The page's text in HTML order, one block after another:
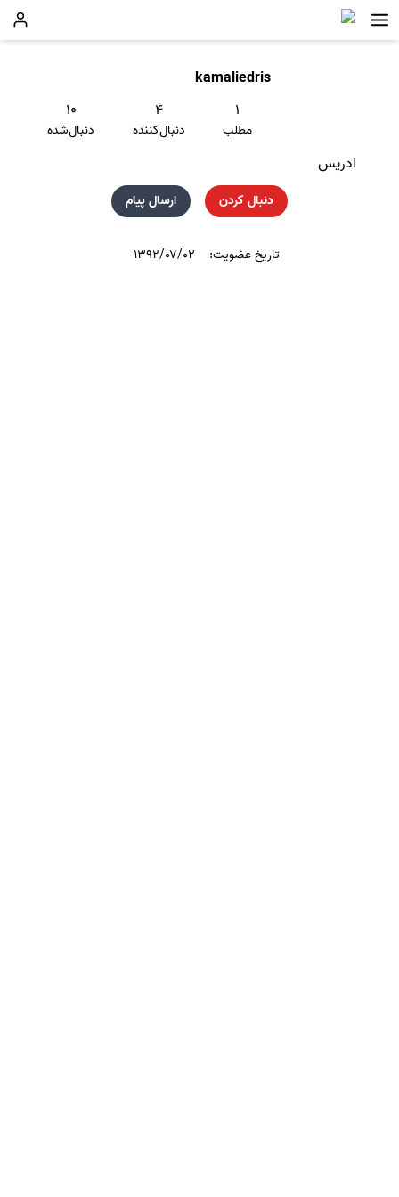
kamaliedris
۱
مطلب
۴
دنبال‌کننده
۱۰
دنبال‌شده
ادریس
دنبال کردن ارسال پیام
تاریخ عضویت: ۱۳۹۲/۰۷/۰۲